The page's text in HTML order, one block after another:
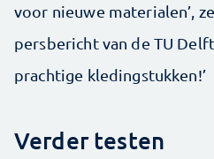
voor nieuwe materialen’,
persbericht van de TU
prachtige kledingstukken!’
Verder testen